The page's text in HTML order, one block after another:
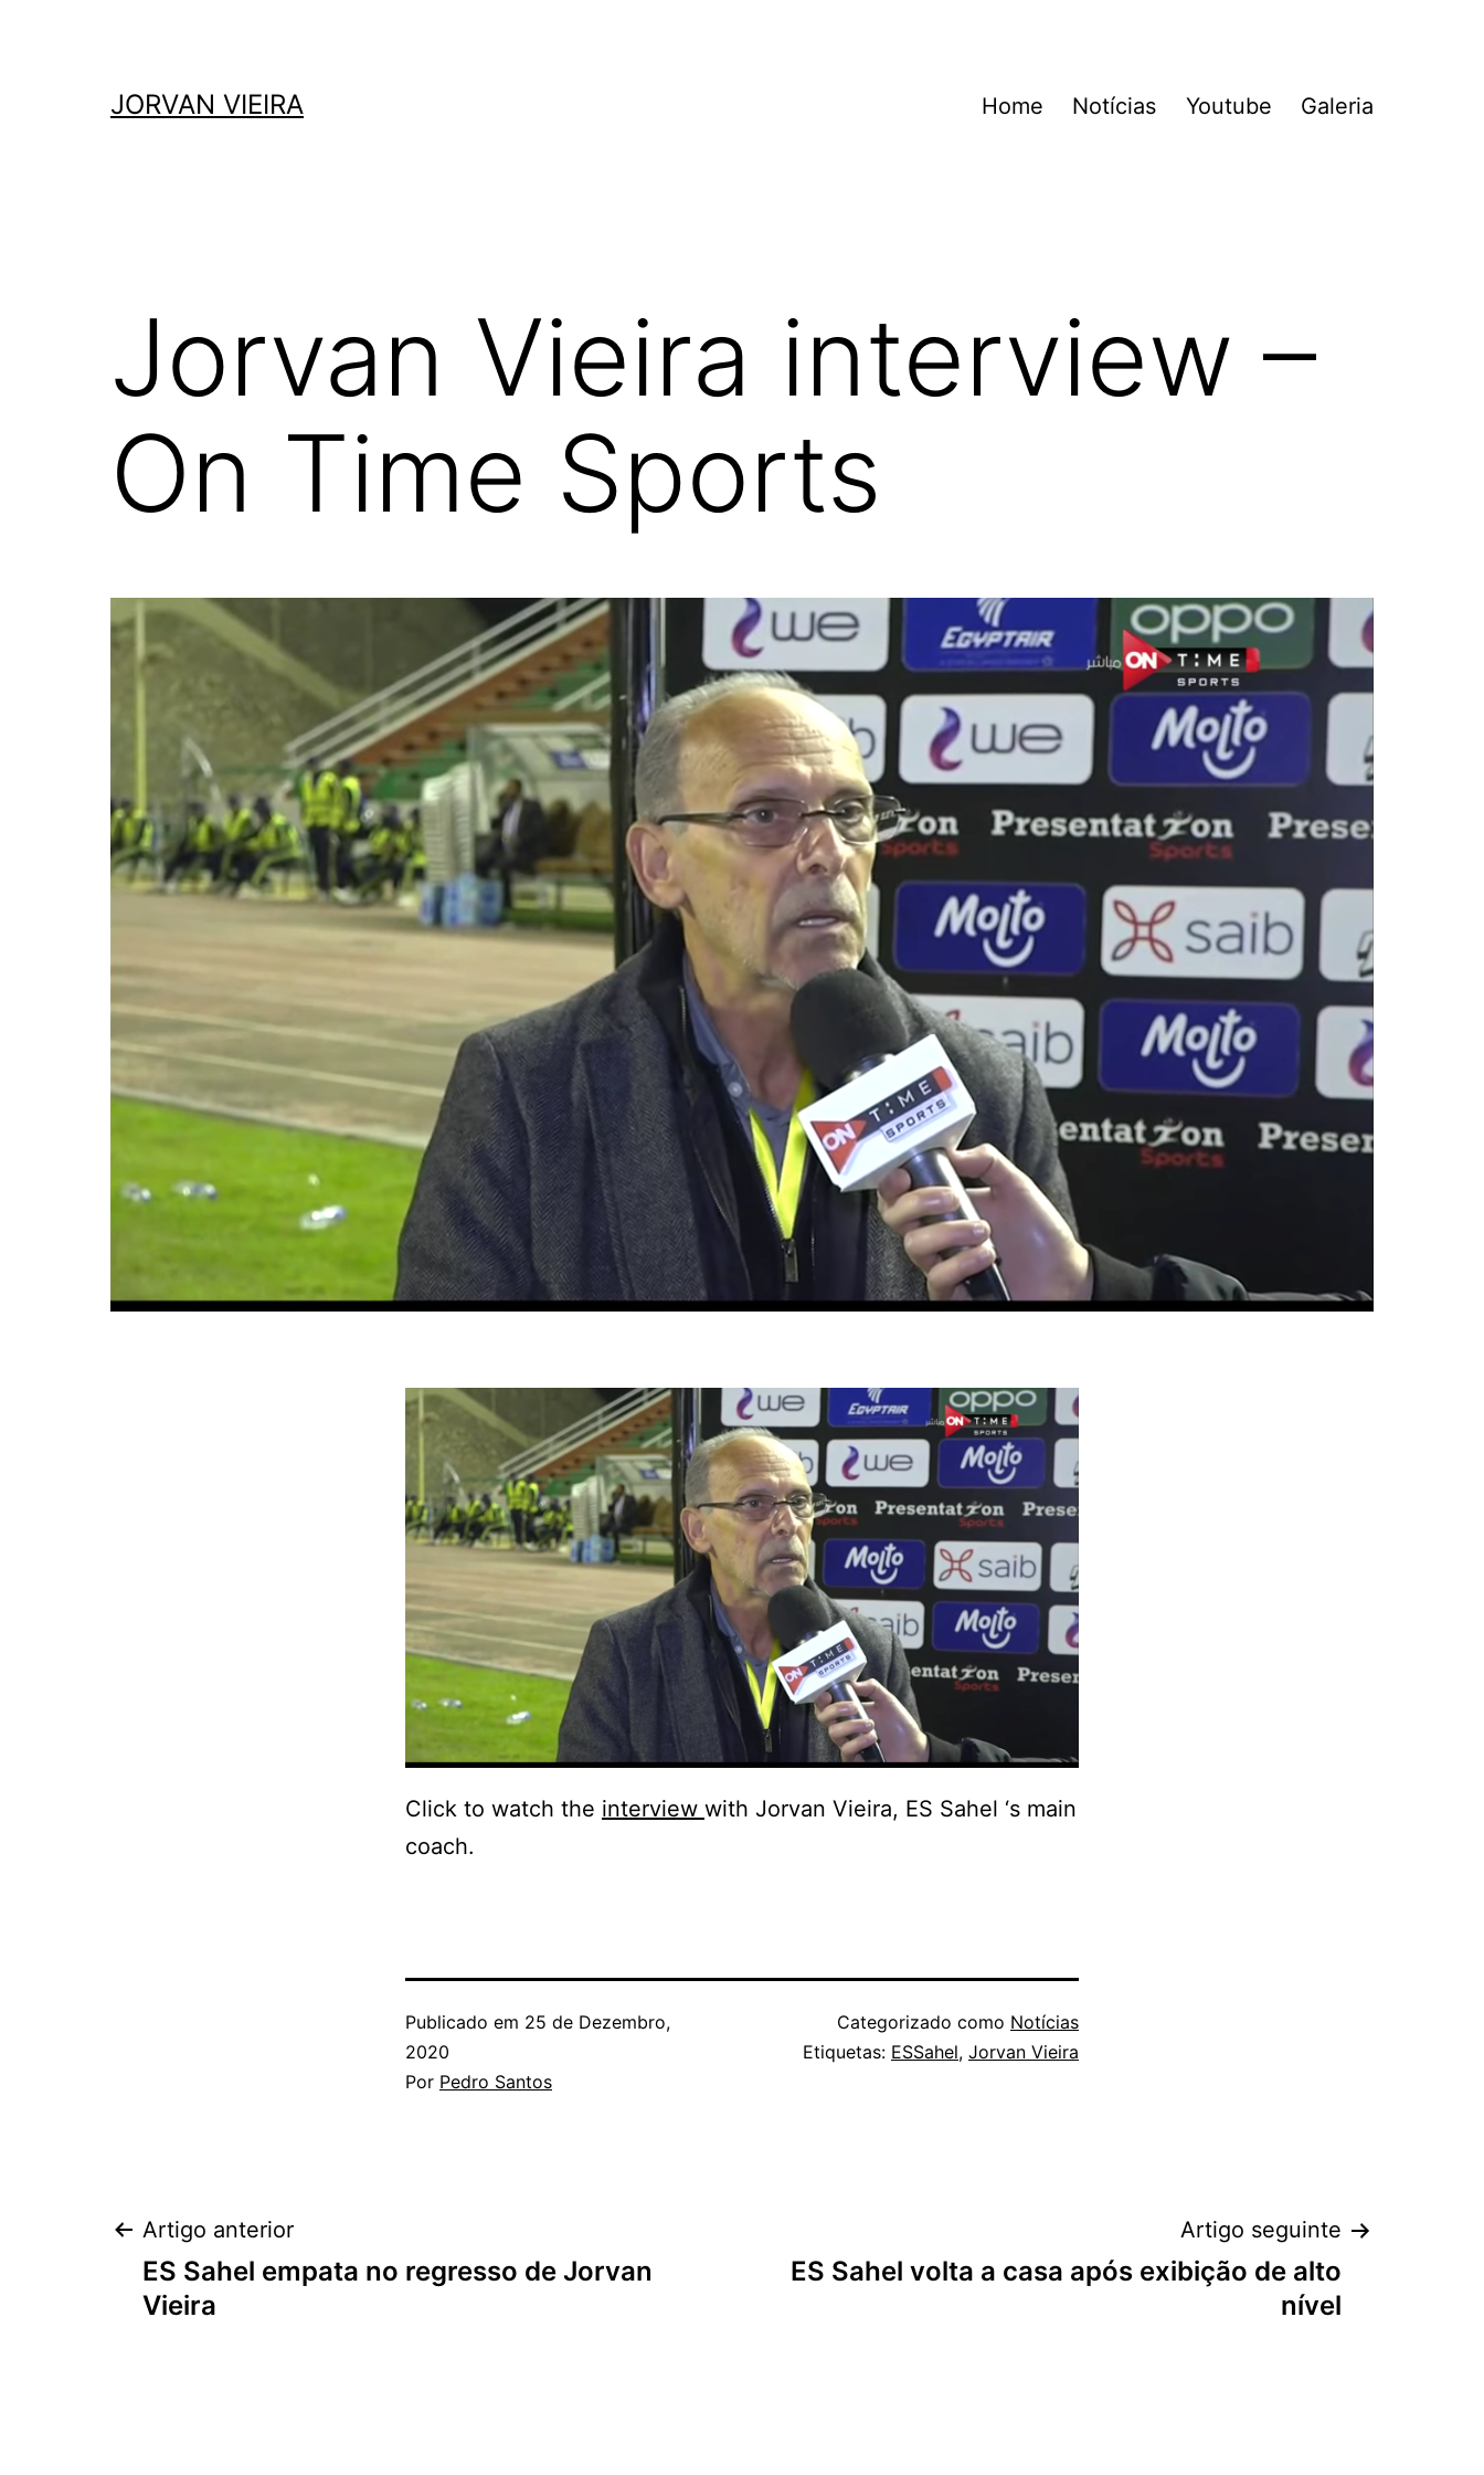
JORVAN VIEIRA Home Notícias Youtube Galeria
Jorvan Vieira interview –
On Time Sports
Click to watch the interview with Jorvan Vieira, ES Sahel ‘s main
coach.
Publicado em 25 de Dezembro,
2020
Por Pedro Santos
Categorizado como Notícias
Etiquetas: ESSahel, Jorvan Vieira
Navegação
de
Artigo anterior
ES Sahel empata no regresso de Jorvan
Vieira
Artigo seguinte
ES Sahel volta a casa após exibição de alto
nível